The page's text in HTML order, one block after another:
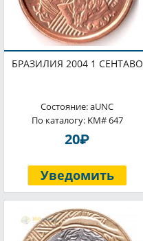
БРАЗИЛИЯ 2004 1 СЕНТАВО
Состояние: aUNC
По каталогу: KM# 647
20P
Уведомить